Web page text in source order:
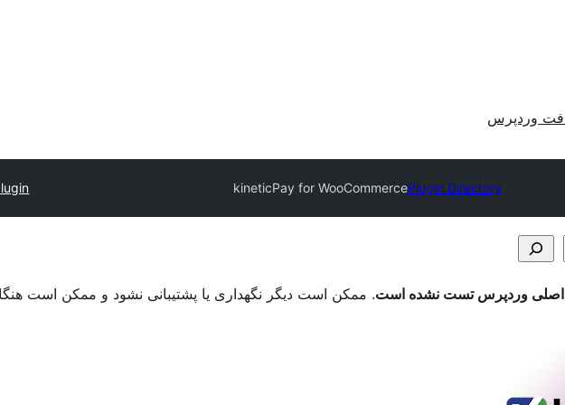
وردپرس
Plugin Directory
kineticPay for WooCommerce
. ممکن است دیگر نگهداری یا پشتیبانی نشود و ممکن است